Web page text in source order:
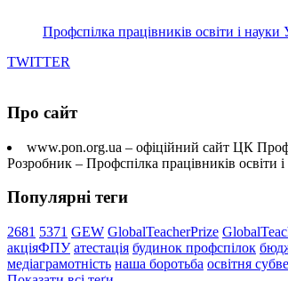
Профспілка працівників освіти і науки
TWITTER
Про сайт
www.pon.org.ua – офіційний сайт ЦК
Розробник – Профспілка працівників освіти
Популярні теги
2681 5371 GEW GlobalTeacherPrize
акціяФПУ атестація будинок профспілок
медіаграмотність наша боротьба освітня